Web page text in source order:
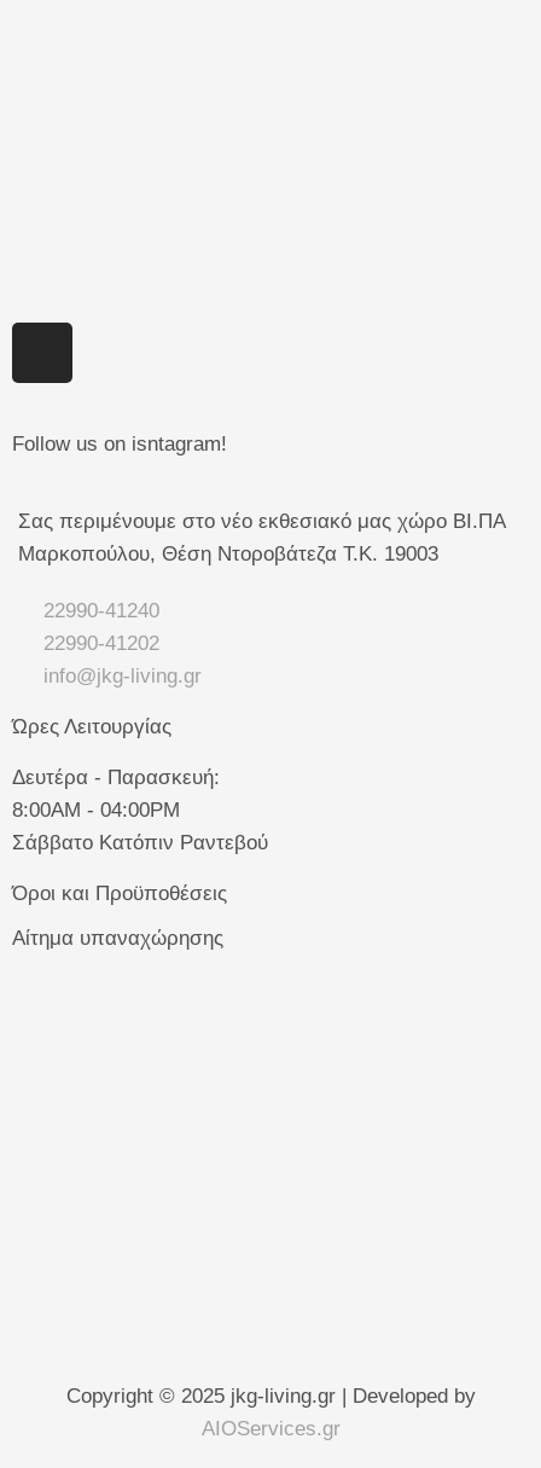
Follow us on isntagram!
Σας περιμένουμε στο νέο εκθεσιακό μας χώρο ΒΙ.ΠΑ
Μαρκοπούλου, Θέση Ντοροβάτεζα Τ.Κ. 19003
22990-41240
22990-41202
info@jkg-living.gr
Ώρες Λειτουργίας
Δευτέρα - Παρασκευή:
8:00AM - 04:00PM
Σάββατο Κατόπιν Ραντεβού
Όροι και Προϋποθέσεις
Αίτημα υπαναχώρησης
Copyright © 2025 jkg-living.gr | Developed by
AIOServices.gr